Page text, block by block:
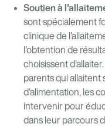
Soutien à
sont spécialement
clinique de
l'obtention de
choisissent
parents qui allaitent
d'alimentation, les
intervenir pour
dans leur parcours